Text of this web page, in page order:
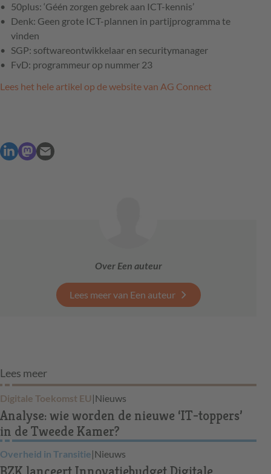
50plus: ‘Géén zorgen gebrek aan ICT-kennis’
Denk: Geen grote ICT-plannen in partijprogramma te
vinden
SGP: softwareontwikkelaar en securitymanager
FvD: programmeur op nummer 23
Lees het hele artikel op de website van AG Connect
Over Een auteur
Lees meer van Een auteur
Lees meer
Digitale Toekomst EU |Nieuws
Analyse: wie worden de nieuwe ‘IT-toppers’
in de Tweede Kamer?
Overheid in Transitie|Nieuws